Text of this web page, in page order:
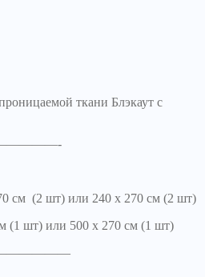
ткани Блэкаут c
см (2 шт) или 240 х 270 см (2 шт)
(1 шт) или 500 х 270 см (1 шт)